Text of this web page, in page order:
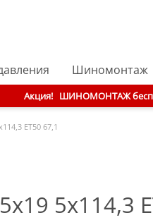
Шиномонтаж
Акция! ШИНОМОНТАЖ
ET50 67,1
5x114,3